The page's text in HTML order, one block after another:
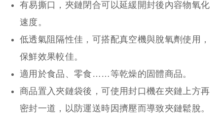
有易撕口，夾鏈閉合可以延緩開封後內容物氧化
速度。
低透氣阻隔性佳，可搭配真空機與脫氧劑使用，
保鮮效果較佳。
適用於食品、零食……等乾燥的固體商品。
商品置入夾鏈袋後，可使用封口機在夾鏈上方再
密封一道，以防運送時因擠壓而導致夾鏈鬆脫。